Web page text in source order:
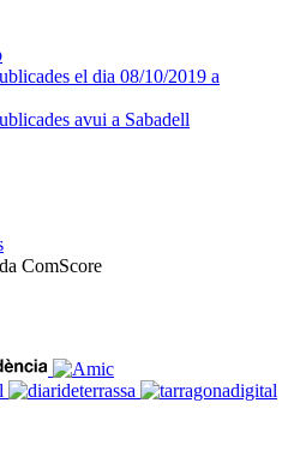
el dia 08/10/2019 a
avui a Sabadell
ComScore